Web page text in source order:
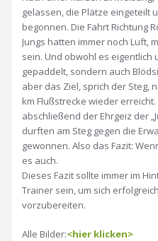
gelassen, die Plätze eingeteilt
begonnen. Die Fahrt Richtung
Jungs hatten immer noch Luft,
sein. Und obwohl es
gepaddelt, sondern auch
aber das Ziel, sprich der Steg,
km Flußstrecke wieder
abschließend der Ehrgeiz der
durften am Steg gegen die
gewonnen. Also das Fazit:
es auch.
Dieses Fazit sollte immer im
Trainer sein, um sich
vorzubereiten.
Alle Bilder:<hier klicken>